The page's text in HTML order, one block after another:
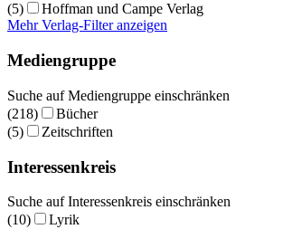
(5)
Hoffman und Campe Verlag
Mehr Verlag-Filter anzeigen
Mediengruppe
Suche auf Mediengruppe einschränken
(218)
Bücher
(5)
Zeitschriften
Interessenkreis
Suche auf Interessenkreis einschränken
(10)
Lyrik